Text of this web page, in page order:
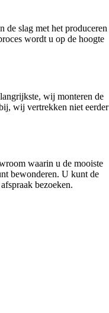
de slag met het produceren
wordt u op de hoogte
wij monteren de
wij vertrekken niet eerder
waarin u de mooiste
bewonderen. U kunt de
bezoeken.